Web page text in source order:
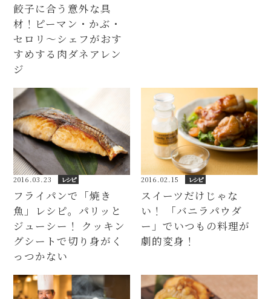
餃子に合う意外な具
材！ピーマン・かぶ・
セロリ～シェフがおす
すめする肉ダネアレン
ジ
2016.03.23 レシピ
フライパンで「焼き
魚」レシピ。パリッと
ジューシー！ クッキン
グシートで切り身がく
っつかない
2016.02.15 レシピ
スイーツだけじゃな
い！ 「バニラパウダ
ー」でいつもの料理が
劇的変身！